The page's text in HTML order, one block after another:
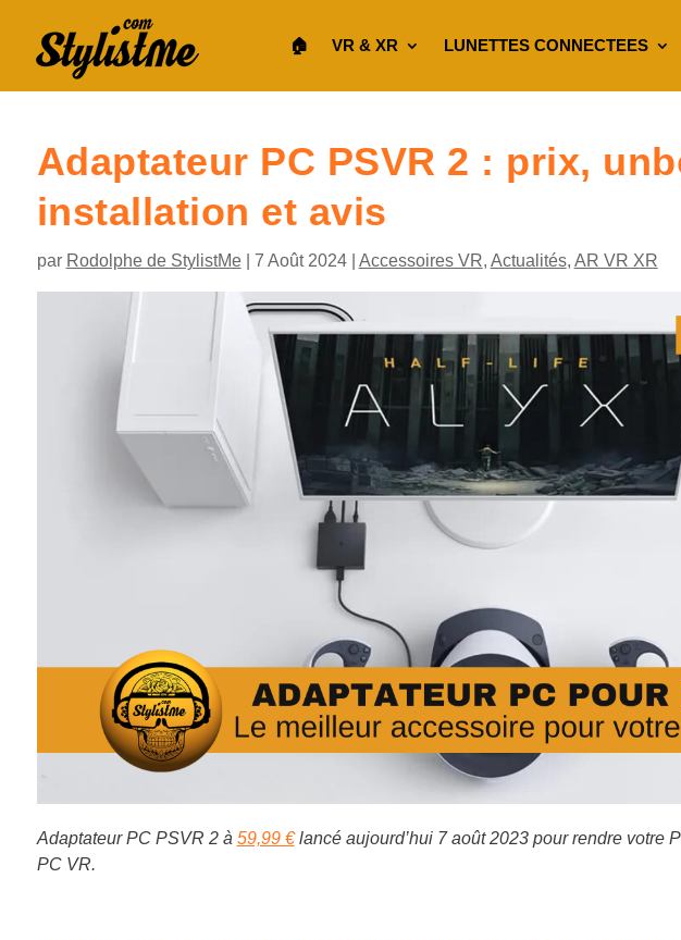
🏠︎ VR & XR LUNETTES CONNECTEES
Adaptateur PC PSVR 2 : prix,
installation et avis
par Rodolphe de StylistMe| 7 Août 2024| Accessoires VR, Actualités, AR VR XR
Adaptateur PC PSVR 2 à 59,99 €lancé aujourd’hui 7 août 2023 pour rendre votre
PC VR.